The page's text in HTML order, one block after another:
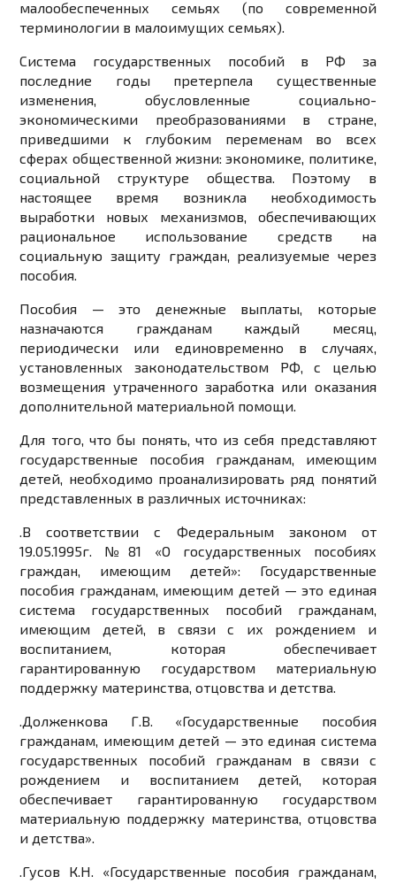
малообеспеченных семьях (по современной
терминологии в малоимущих семьях).
Система государственных пособий в РФ за
последние годы претерпела существенные
изменения, обусловленные социально-
экономическими преобразованиями в стране,
приведшими к глубоким переменам во всех
сферах общественной жизни: экономике, политике,
социальной структуре общества. Поэтому в
настоящее время возникла необходимость
выработки новых механизмов, обеспечивающих
рациональное использование средств на
социальную защиту граждан, реализуемые через
пособия.
Пособия — это денежные выплаты, которые
назначаются гражданам каждый месяц,
периодически или единовременно в случаях,
установленных законодательством РФ, с целью
возмещения утраченного заработка или оказания
дополнительной материальной помощи.
Для того, что бы понять, что из себя представляют
государственные пособия гражданам, имеющим
детей, необходимо проанализировать ряд понятий
представленных в различных источниках:
.В соответствии с Федеральным законом от
19.05.1995г. №81 «О государственных пособиях
граждан, имеющим детей»: Государственные
пособия гражданам, имеющим детей — это единая
система государственных пособий гражданам,
имеющим детей, в связи с их рождением и
воспитанием, которая обеспечивает
гарантированную государством материальную
поддержку материнства, отцовства и детства.
.Долженкова Г.В. «Государственные пособия
гражданам, имеющим детей — это единая система
государственных пособий гражданам в связи с
рождением и воспитанием детей, которая
обеспечивает гарантированную государством
материальную поддержку материнства, отцовства
и детства».
.Гусов К.Н. «Государственные пособия гражданам,